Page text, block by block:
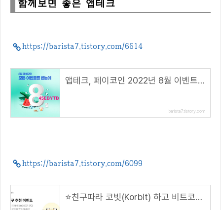
함께보면 좋은 앱테크
https://barista7.tistory.com/6614
앱테크, 페이코인 2022년 8월 이벤트 총정리!( 리워드 코드 : 45EBYTB )
barista7.tistory.com
https://barista7.tistory.com/6099
⭐️친구따라 코빗(Korbit) 하고 비트코인 받자! 🌟( 추천 코드 : B1DD4A )